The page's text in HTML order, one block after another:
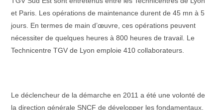
et Paris. Les opérations de maintenance durent de 45 mn à 5
jours. En termes de main d’œuvre, ces opérations peuvent
nécessiter de quelques heures à 800 heures de travail. Le
Technicentre TGV de Lyon emploie 410 collaborateurs.
Le déclencheur de la démarche en 2011 a été une volonté de
la direction générale SNCF de développer les fondamentaux,